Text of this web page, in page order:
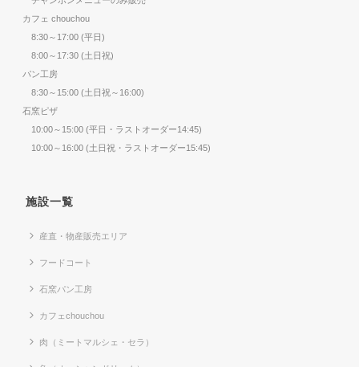
カフェ chouchou
8:30～17:00 (平日)
8:00～17:30 (土日祝)
パン工房
8:30～15:00 (土日祝～16:00)
石窯ピザ
10:00～15:00 (平日・ラストオーダー14:45)
10:00～16:00 (土日祝・ラストオーダー15:45)
施設一覧
産直・物産販売エリア
フードコート
石窯パン工房
カフェchouchou
肉（ミートマルシェ・セラ）